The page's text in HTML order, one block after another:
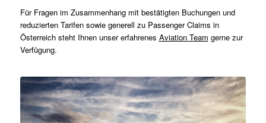
Für Fragen im Zusammenhang mit bestätigten Buchungen und
reduzierten Tarifen sowie generell zu Passenger Claims in
Österreich steht Ihnen unser erfahrenes Aviation Team gerne zur
Verfügung.